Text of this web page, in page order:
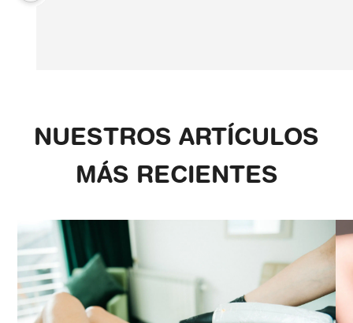
NUESTROS ARTÍCULOS
MÁS RECIENTES